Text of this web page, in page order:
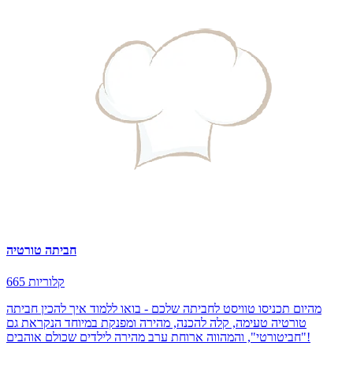
חביתה טורטיה
665 קלוריות
מהיום תכניסו טוויסט לחביתה שלכם - בואו ללמוד איך להכין חביתה
טורטיה טעימה, קלה להכנה, מהירה ומפנקת במיוחד הנקראת גם
"חביטורטי", והמהווה ארוחת ערב מהירה לילדים שכולם אוהבים!